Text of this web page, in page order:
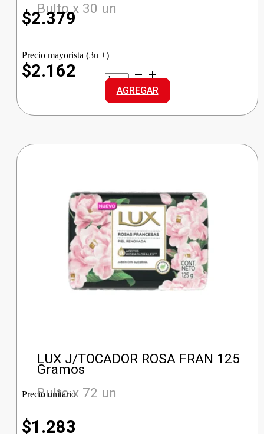
Bulto x 30 un
$2.379
Precio mayorista (3u +)
$2.162
NOSOTRAS
TOALLA
NATURAL
PLUS
cantidad
AGREGAR
LUX J/TOCADOR ROSA FRAN 125
Gramos
Bulto x 72 un
Precio unitario
$1.283